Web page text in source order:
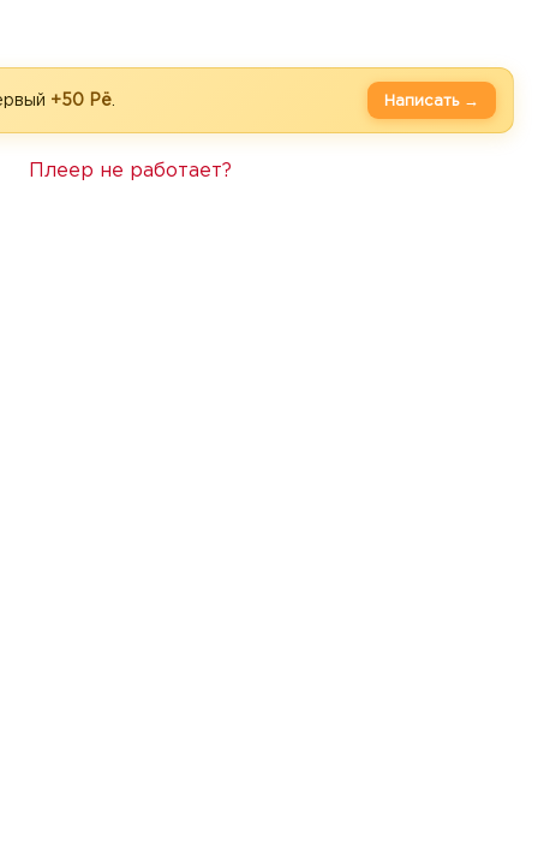
+50 Рё Написать →
Плеер не работает?